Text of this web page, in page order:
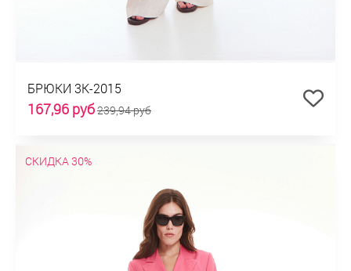
БРЮКИ 3К-2015
167,96 руб239,94 руб
СКИДКА 30%